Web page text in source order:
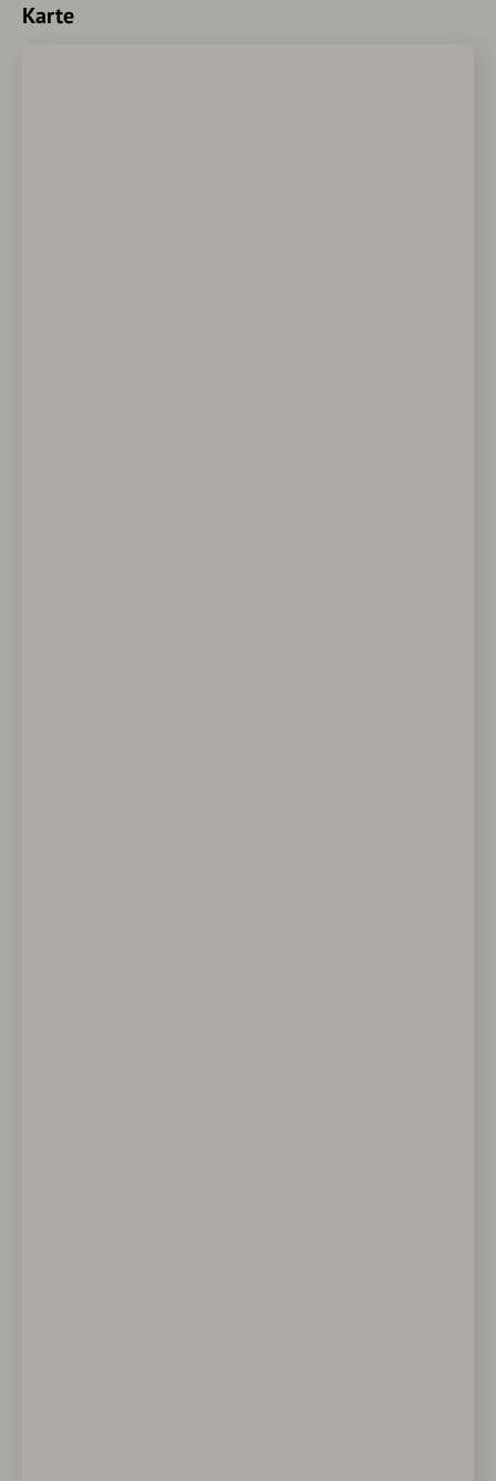
Karte